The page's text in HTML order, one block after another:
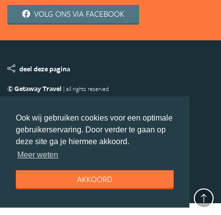
Ook wij gebruiken cookies voor een optimale
gebruikerservaring. Door verder te gaan op
deze site ga je hiermee akkoord.
Meer weten
AKKOORD
VOLG ONS VIA FACEBOOK
deel deze pagina
© Getaway Travel | all rights reserved
Copyright
Privacy statement Disclaimer
Cookies
Volg Australie.nl
Nieuwsbrief
Facebook